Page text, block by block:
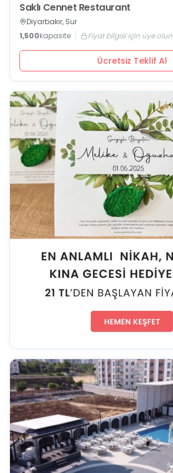
Saklı Cennet Restaurant
Diyarbakır, Sur
1,500kapasite Fiyat bilgisi için üye olun
Ücretsiz Teklif Al